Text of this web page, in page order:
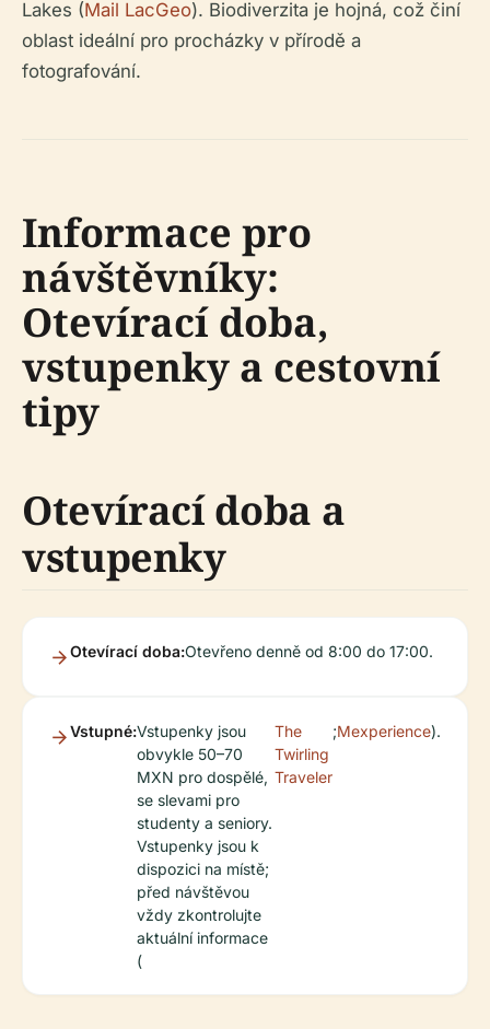
Lakes (Mail LacGeo). Biodiverzita je hojná, což činí
oblast ideální pro procházky v přírodě a
fotografování.
Informace pro
návštěvníky:
Otevírací doba,
vstupenky a cestovní
tipy
Otevírací doba a
vstupenky
Otevírací doba:Otevřeno denně od 8:00 do 17:00.
Vstupné:Vstupenky jsou
obvykle 50–70
MXN pro dospělé,
se slevami pro
studenty a seniory.
Vstupenky jsou k
dispozici na místě;
před návštěvou
vždy zkontrolujte
aktuální informace
(
The
Twirling
Traveler
;Mexperience).